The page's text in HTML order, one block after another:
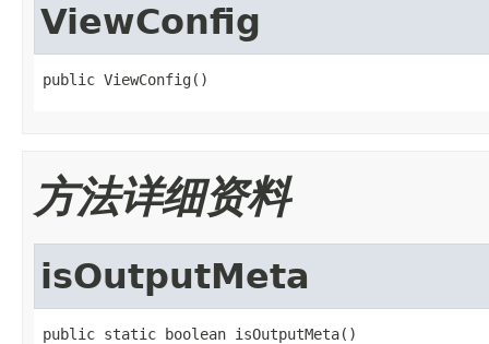
ViewConfig
public ViewConfig()
方法详细资料
isOutputMeta
public static boolean isOutputMeta()